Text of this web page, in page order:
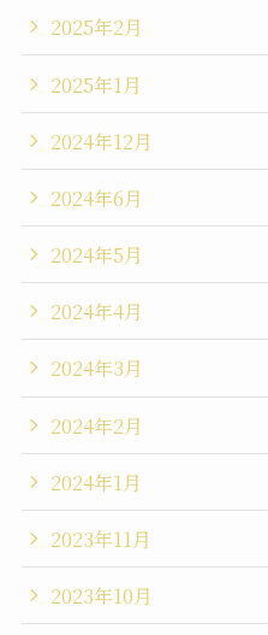
2025年2月
2025年1月
2024年12月
2024年6月
2024年5月
2024年4月
2024年3月
2024年2月
2024年1月
2023年11月
2023年10月